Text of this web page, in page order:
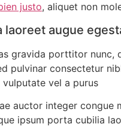
justo, aliquet non
laoreet augue
gravida porttitor nunc,
pulvinar consectetur
vulputate vel a purus
auctor integer congue
ipsum porta cubilia